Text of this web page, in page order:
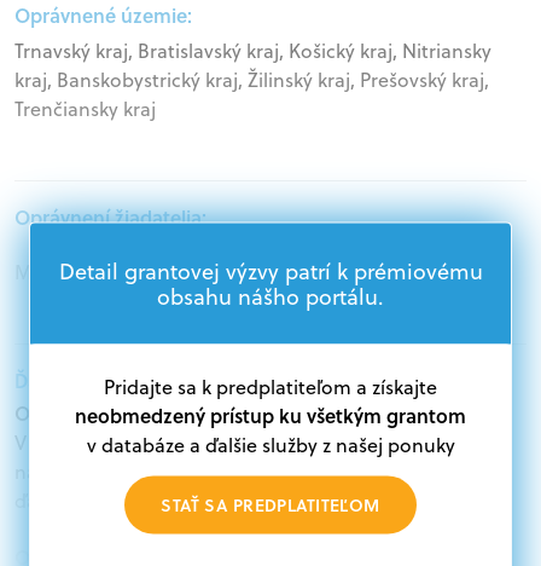
Oprávnené územie:
Trnavský kraj, Bratislavský kraj, Košický kraj, Nitriansky
kraj, Banskobystrický kraj, Žilinský kraj, Prešovský kraj,
Trenčiansky kraj
Oprávnení žiadatelia:
Mimovládne organizácie, Štátna správa
Ďalšie informácie:
Oprávnení žiadatelia:
V databáze grantov a dotácií na portáli Grantexpert.sk
nájdete aktuálne výzvy z eurofondov, plánu obnovy a
ďalších zdrojov.
Detail grantovej výzvy patrí k prémiovému
obsahu nášho portálu.
Pridajte sa k predplatiteľom a získajte
neobmedzený prístup ku všetkým grantom
v databáze a ďalšie služby z našej ponuky
STAŤ SA PREDPLATITEĽOM